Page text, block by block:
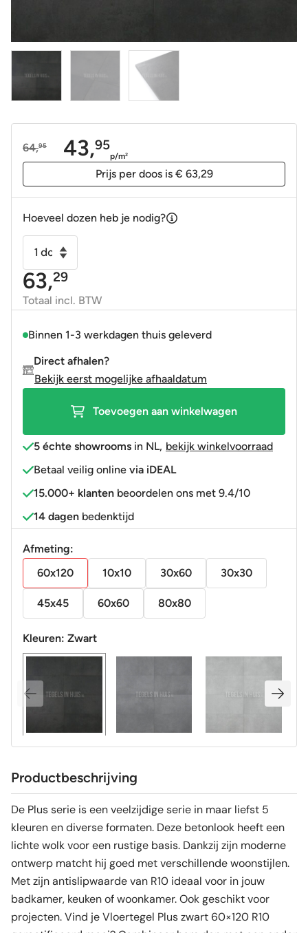
64,95
Oorspronkelijke
43,95
Huidige
p/m2
Prijs per doos is € 63,29
Hoeveel dozen heb je nodig?
Wandtegel
Plus
zwart
60x120
gerectificeerd
aantal
63,29
Totaal incl. BTW
Binnen 1-3 werkdagen thuis geleverd
Direct afhalen?
Bekijk eerst mogelijke afhaaldatum
Toevoegen aan winkelwagen
5 échte showrooms in NL, bekijk winkelvoorraad
Betaal veilig online via iDEAL
15.000+ klanten beoordelen ons met 9.4/10
14 dagen bedenktijd
Afmeting:
60x120
10x10 30x60 30x30
45x45 60x60 80x80
Kleuren: Zwart
Productbeschrijving
De Plus serie is een veelzijdige serie in maar liefst 5
kleuren en diverse formaten. Deze betonlook heeft een
lichte wolk voor een rustige basis. Dankzij zijn moderne
ontwerp matcht hij goed met verschillende woonstijlen.
Met zijn antislipwaarde van R10 ideaal voor in jouw
badkamer, keuken of woonkamer. Ook geschikt voor
projecten. Vind je Vloertegel Plus zwart 60×120 R10